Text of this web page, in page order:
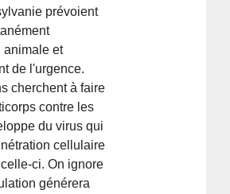
prévoient
animale et
de l'urgence.
cherchent à faire
contre les
du virus qui
cellulaire
ci. On ignore
générera